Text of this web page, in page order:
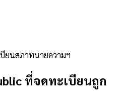
ยนสภาทนายความฯ
ที่จดทะเบียนถูก